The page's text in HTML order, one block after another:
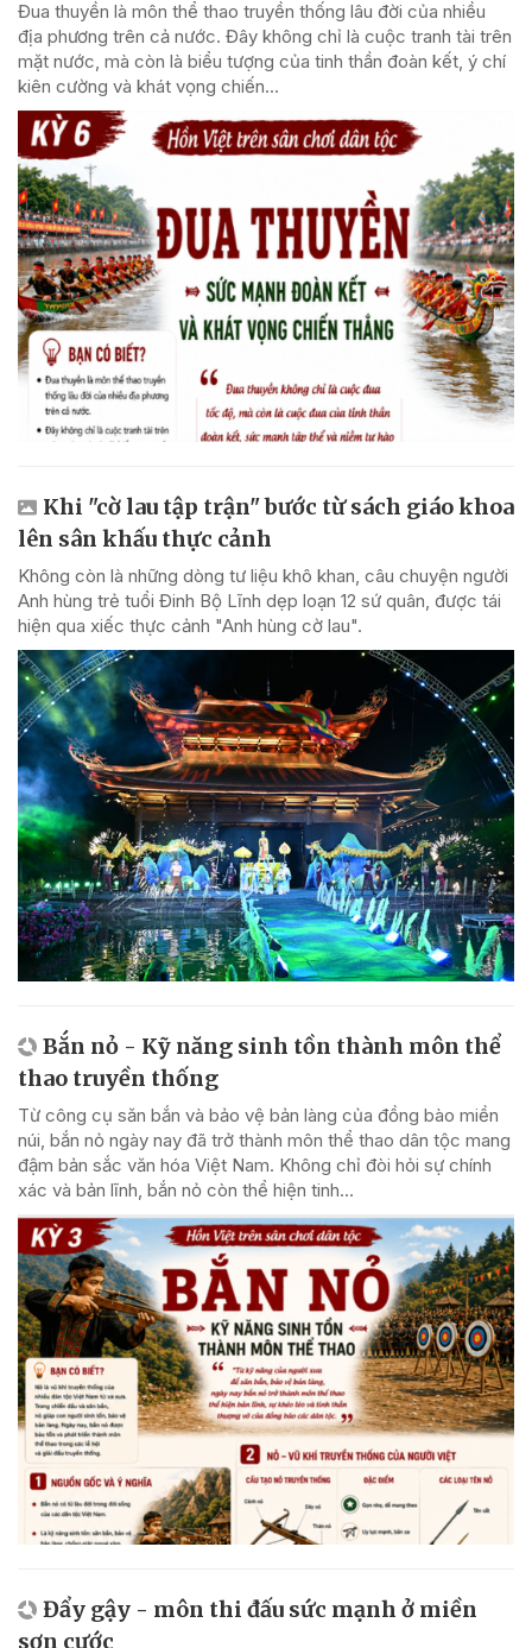
Đua thuyền là môn thể thao truyền thống lâu đời của nhiều
địa phương trên cả nước. Đây không chỉ là cuộc tranh tài trên
mặt nước, mà còn là biểu tượng của tinh thần đoàn kết, ý chí
kiên cường và khát vọng chiến...
Khi "cờ lau tập trận" bước từ sách giáo khoa
lên sân khấu thực cảnh
Không còn là những dòng tư liệu khô khan, câu chuyện người
Anh hùng trẻ tuổi Đinh Bộ Lĩnh dẹp loạn 12 sứ quân, được tái
hiện qua xiếc thực cảnh "Anh hùng cờ lau".
Bắn nỏ - Kỹ năng sinh tồn thành môn thể
thao truyền thống
Từ công cụ săn bắn và bảo vệ bản làng của đồng bào miền
núi, bắn nỏ ngày nay đã trở thành môn thể thao dân tộc mang
đậm bản sắc văn hóa Việt Nam. Không chỉ đòi hỏi sự chính
xác và bản lĩnh, bắn nỏ còn thể hiện tinh...
Đẩy gậy - môn thi đấu sức mạnh ở miền
sơn cước